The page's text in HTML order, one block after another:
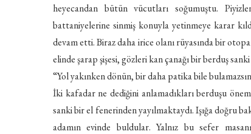
heyecandan bütün vücutları soğumuştu.
battaniyelerine sinmiş konuyla yetinmeye karar
devam etti. Biraz daha irice olanı rüyasında bir
elinde şarap şişesi, gözleri kan çanağı bir berduş
“Yol yakınken dönün, bir daha patika bile
İki kafadar ne dediğini anlamadıkları berduşu
sanki bir el fenerinden yayılmaktaydı. Işığa doğru
adamın evinde buldular. Yalnız bu sefer